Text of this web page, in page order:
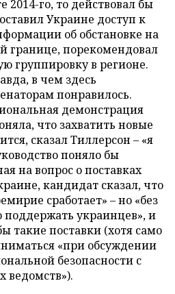
2014-го, то действовал бы
Украине доступ к
об обстановке на
границе, порекомендовал
группировку в регионе.
в чем здесь
понравилось.
демонстрация
что захватить новые
сказал Тиллерсон – «я
поняло бы
на вопрос о поставках
кандидат сказал, что
сработает» – но «без
поддержать украинцев», и
такие поставки (хотя само
«при обсуждении
безопасности с
ведомств»).